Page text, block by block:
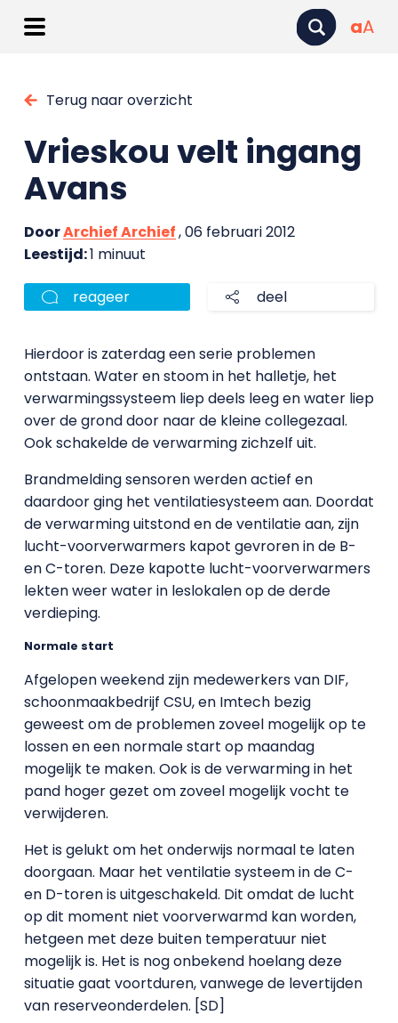
aA
Terug naar overzicht
Vrieskou velt ingang
Avans
DoorArchief Archief, 06 februari 2012
Leestijd:1 minuut
reageer deel
Hierdoor is zaterdag een serie problemen
ontstaan. Water en stoom in het halletje, het
verwarmingssysteem liep deels leeg en water liep
over de grond door naar de kleine collegezaal.
Ook schakelde de verwarming zichzelf uit.
Brandmelding sensoren werden actief en
daardoor ging het ventilatiesysteem aan. Doordat
de verwarming uitstond en de ventilatie aan, zijn
lucht-voorverwarmers kapot gevroren in de B-
en C-toren. Deze kapotte lucht-voorverwarmers
lekten weer water in leslokalen op de derde
verdieping.
Normale start
Afgelopen weekend zijn medewerkers van DIF,
schoonmaakbedrijf CSU, en Imtech bezig
geweest om de problemen zoveel mogelijk op te
lossen en een normale start op maandag
mogelijk te maken. Ook is de verwarming in het
pand hoger gezet om zoveel mogelijk vocht te
verwijderen.
Het is gelukt om het onderwijs normaal te laten
doorgaan. Maar het ventilatie systeem in de C-
en D-toren is uitgeschakeld. Dit omdat de lucht
op dit moment niet voorverwarmd kan worden,
hetgeen met deze buiten temperatuur niet
mogelijk is. Het is nog onbekend hoelang deze
situatie gaat voortduren, vanwege de levertijden
van reserveonderdelen. [SD]